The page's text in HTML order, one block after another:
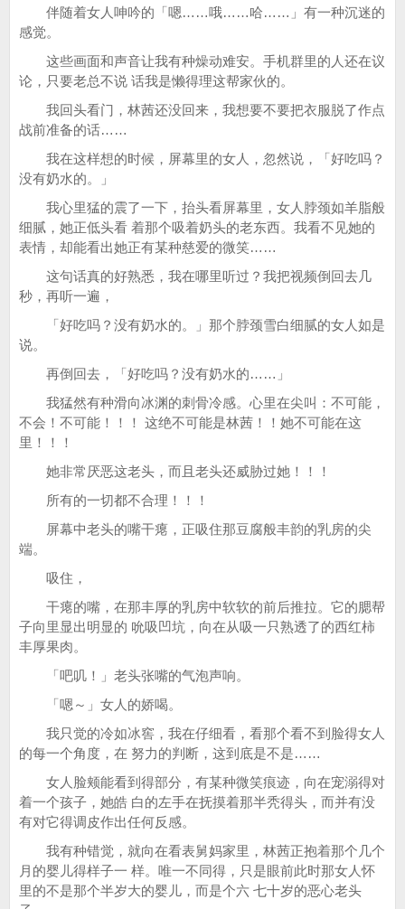
伴随着女人呻吟的「嗯……哦……哈……」有一种沉迷的
感觉。
这些画面和声音让我有种燥动难安。手机群里的人还在议
论，只要老总不说 话我是懒得理这帮家伙的。
我回头看门，林茜还没回来，我想要不要把衣服脱了作点
战前准备的话……
我在这样想的时候，屏幕里的女人，忽然说，「好吃吗？
没有奶水的。」
我心里猛的震了一下，抬头看屏幕里，女人脖颈如羊脂般
细腻，她正低头看 着那个吸着奶头的老东西。我看不见她的
表情，却能看出她正有某种慈爱的微笑……
这句话真的好熟悉，我在哪里听过？我把视频倒回去几
秒，再听一遍，
「好吃吗？没有奶水的。」那个脖颈雪白细腻的女人如是
说。
再倒回去，「好吃吗？没有奶水的……」
我猛然有种滑向冰渊的刺骨冷感。心里在尖叫：不可能，
不会！不可能！！！ 这绝不可能是林茜！！她不可能在这
里！！！
她非常厌恶这老头，而且老头还威胁过她！！！
所有的一切都不合理！！！
屏幕中老头的嘴干瘪，正吸住那豆腐般丰韵的乳房的尖
端。
吸住，
干瘪的嘴，在那丰厚的乳房中软软的前后推拉。它的腮帮
子向里显出明显的 吮吸凹坑，向在从吸一只熟透了的西红柿
丰厚果肉。
「吧叽！」老头张嘴的气泡声响。
「嗯～」女人的娇喝。
我只觉的冷如冰窖，我在仔细看，看那个看不到脸得女人
的每一个角度，在 努力的判断，这到底是不是……
女人脸颊能看到得部分，有某种微笑痕迹，向在宠溺得对
着一个孩子，她皓 白的左手在抚摸着那半秃得头，而并有没
有对它得调皮作出任何反感。
我有种错觉，就向在看表舅妈家里，林茜正抱着那个几个
月的婴儿得样子一 样。唯一不同得，只是眼前此时那女人怀
里的不是那个半岁大的婴儿，而是个六 七十岁的恶心老头